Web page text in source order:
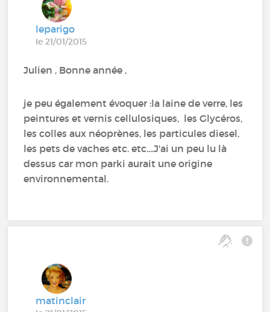
leparigo
le 21/01/2015
Julien , Bonne année ,
je peu également évoquer :la laine de verre, les
peintures et vernis cellulosiques, les Glycéros,
les colles aux néoprènes, les particules diesel,
les pets de vaches etc. etc....J'ai un peu lu là
dessus car mon parki aurait une origine
environnemental.
matinclair